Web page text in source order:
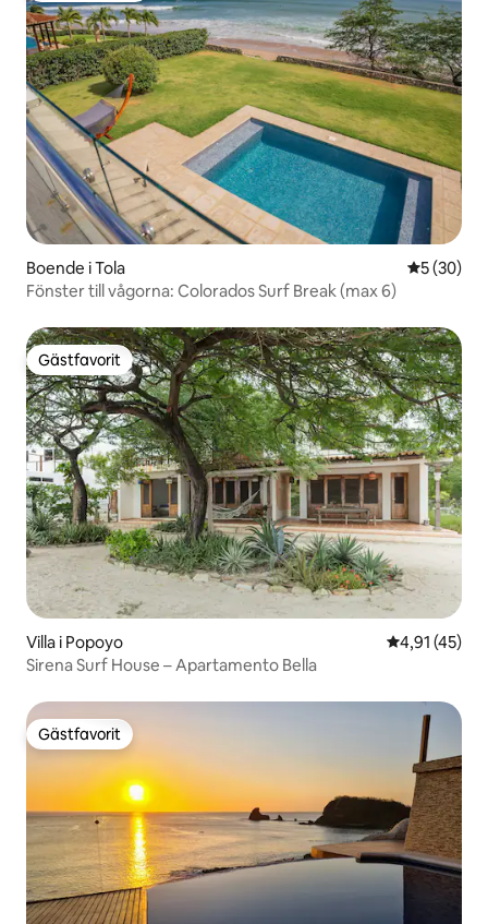
Boende i Tola 5 av 5 i
5 (30)
Fönster till vågorna: Colorados Surf Break (max 6)
Gästfavorit
Gästfavorit
Villa i Popoyo 4,91 av 5 i
4,91 (45)
Sirena Surf House – Apartamento Bella
Gästfavorit
Gästfavorit